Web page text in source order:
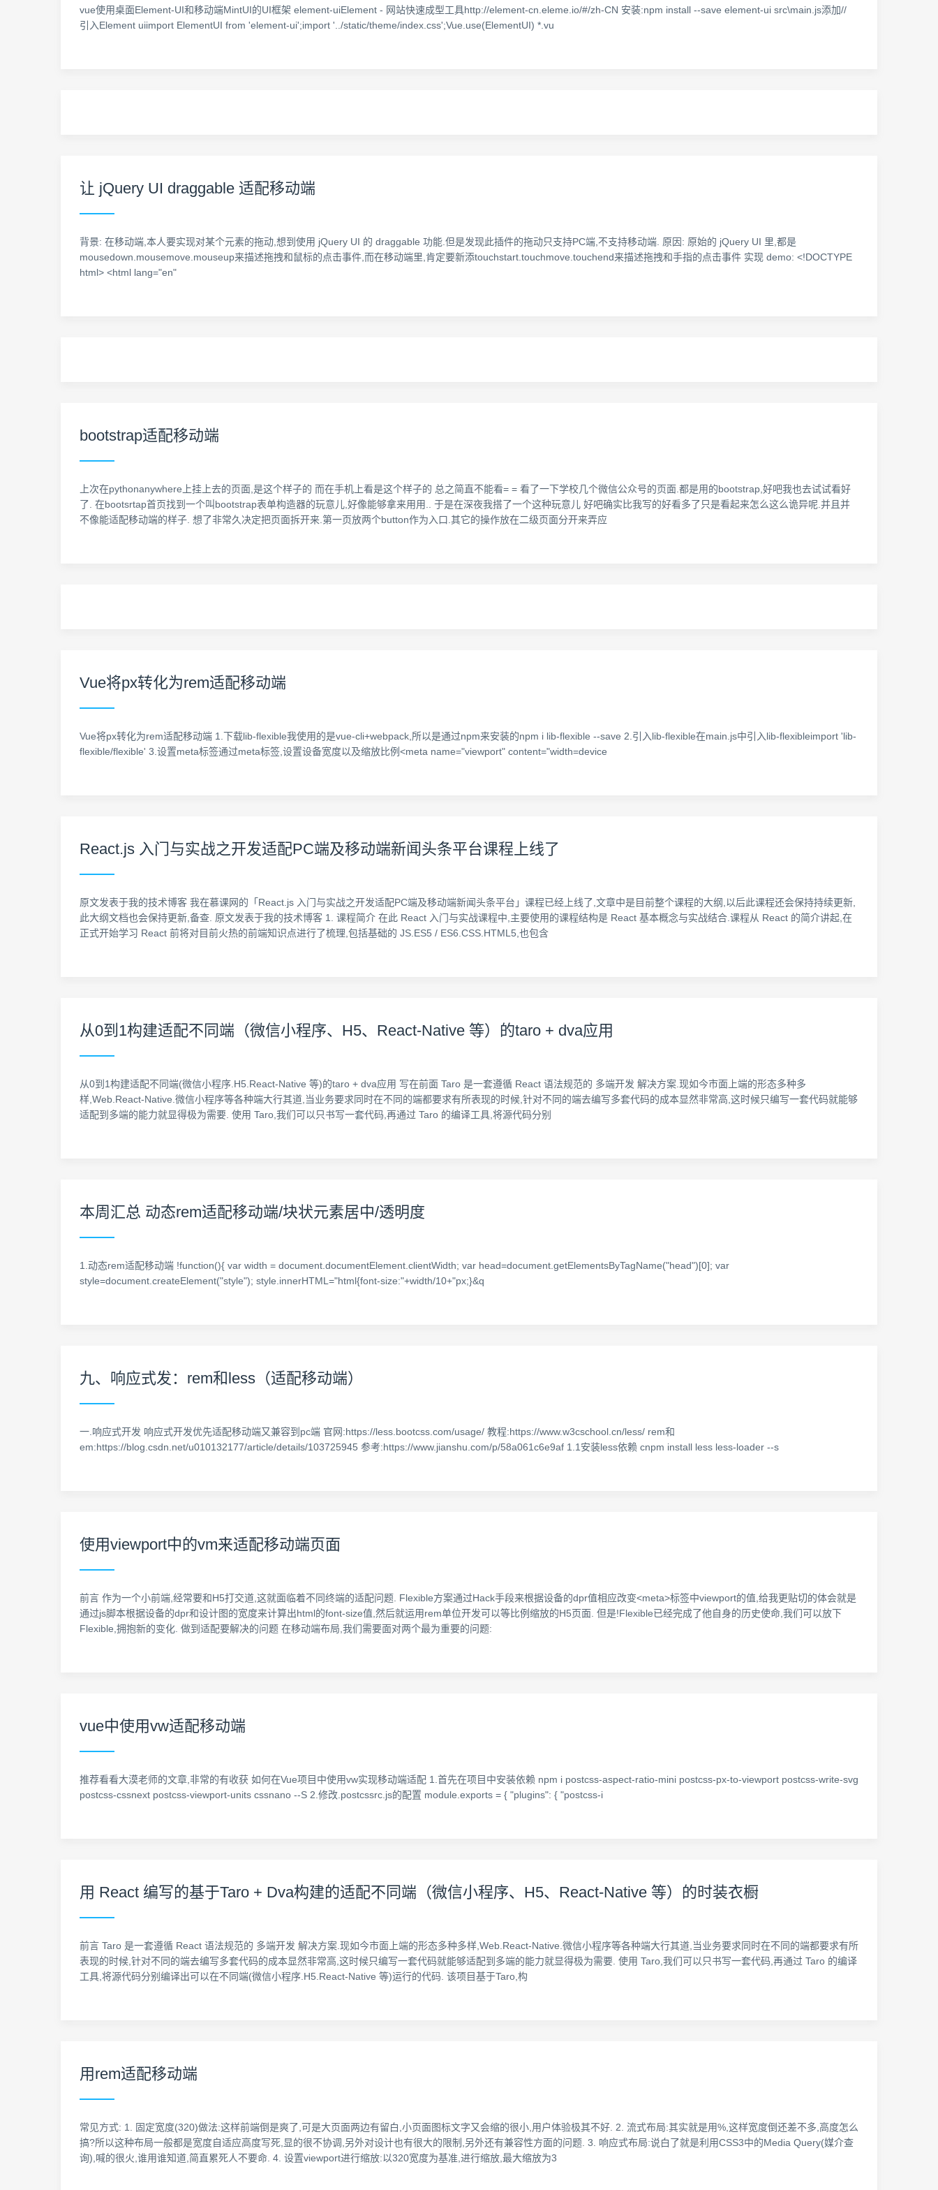
vue使用桌面Element-UI和移动端MintUI的UI框架 element-uiElement - 网站快速成型工具http://element-cn.eleme.io/#/zh-CN 安装:npm install --save element-ui src\main.js添加//
引入Element uiimport ElementUI from 'element-ui';import '../static/theme/index.css';Vue.use(ElementUI) *.vu
让 jQuery UI draggable 适配移动端
背景: 在移动端,本人要实现对某个元素的拖动,想到使用 jQuery UI 的 draggable 功能.但是发现此插件的拖动只支持PC端,不支持移动端. 原因: 原始的 jQuery UI 里,都是
mousedown.mousemove.mouseup来描述拖拽和鼠标的点击事件,而在移动端里,肯定要新添touchstart.touchmove.touchend来描述拖拽和手指的点击事件 实现 demo: <!DOCTYPE
html> <html lang="en"
bootstrap适配移动端
上次在pythonanywhere上挂上去的页面,是这个样子的 而在手机上看是这个样子的 总之简直不能看= = 看了一下学校几个微信公众号的页面.都是用的bootstrap,好吧我也去试试看好
了. 在bootsrtap首页找到一个叫bootstrap表单构造器的玩意儿,好像能够拿来用用.. 于是在深夜我搭了一个这种玩意儿 好吧确实比我写的好看多了只是看起来怎么这么诡异呢.并且并
不像能适配移动端的样子. 想了非常久决定把页面拆开来.第一页放两个button作为入口.其它的操作放在二级页面分开来弄应
Vue将px转化为rem适配移动端
Vue将px转化为rem适配移动端 1.下载lib-flexible我使用的是vue-cli+webpack,所以是通过npm来安装的npm i lib-flexible --save 2.引入lib-flexible在main.js中引入lib-flexibleimport 'lib-
flexible/flexible' 3.设置meta标签通过meta标签,设置设备宽度以及缩放比例<meta name="viewport" content="width=device
React.js 入门与实战之开发适配PC端及移动端新闻头条平台课程上线了
原文发表于我的技术博客 我在慕课网的「React.js 入门与实战之开发适配PC端及移动端新闻头条平台」课程已经上线了,文章中是目前整个课程的大纲,以后此课程还会保持持续更新,
此大纲文档也会保持更新,备查. 原文发表于我的技术博客 1. 课程简介 在此 React 入门与实战课程中,主要使用的课程结构是 React 基本概念与实战结合.课程从 React 的简介讲起,在
正式开始学习 React 前将对目前火热的前端知识点进行了梳理,包括基础的 JS.ES5 / ES6.CSS.HTML5,也包含
从0到1构建适配不同端（微信小程序、H5、React-Native 等）的taro + dva应用
从0到1构建适配不同端(微信小程序.H5.React-Native 等)的taro + dva应用 写在前面 Taro 是一套遵循 React 语法规范的 多端开发 解决方案.现如今市面上端的形态多种多
样,Web.React-Native.微信小程序等各种端大行其道,当业务要求同时在不同的端都要求有所表现的时候,针对不同的端去编写多套代码的成本显然非常高,这时候只编写一套代码就能够
适配到多端的能力就显得极为需要. 使用 Taro,我们可以只书写一套代码,再通过 Taro 的编译工具,将源代码分别
本周汇总 动态rem适配移动端/块状元素居中/透明度
1.动态rem适配移动端 !function(){ var width = document.documentElement.clientWidth; var head=document.getElementsByTagName("head")[0]; var
style=document.createElement("style"); style.innerHTML="html{font-size:"+width/10+"px;}&q
九、响应式发：rem和less（适配移动端）
一.响应式开发 响应式开发优先适配移动端又兼容到pc端 官网:https://less.bootcss.com/usage/ 教程:https://www.w3cschool.cn/less/ rem和
em:https://blog.csdn.net/u010132177/article/details/103725945 参考:https://www.jianshu.com/p/58a061c6e9af 1.1安装less依赖 cnpm install less less-loader --s
使用viewport中的vm来适配移动端页面
前言 作为一个小前端,经常要和H5打交道,这就面临着不同终端的适配问题. Flexible方案通过Hack手段来根据设备的dpr值相应改变<meta>标签中viewport的值,给我更贴切的体会就是
通过js脚本根据设备的dpr和设计图的宽度来计算出html的font-size值,然后就运用rem单位开发可以等比例缩放的H5页面. 但是!Flexible已经完成了他自身的历史使命,我们可以放下
Flexible,拥抱新的变化. 做到适配要解决的问题 在移动端布局,我们需要面对两个最为重要的问题:
vue中使用vw适配移动端
推荐看看大漠老师的文章,非常的有收获 如何在Vue项目中使用vw实现移动端适配 1.首先在项目中安装依赖 npm i postcss-aspect-ratio-mini postcss-px-to-viewport postcss-write-svg
postcss-cssnext postcss-viewport-units cssnano --S 2.修改.postcssrc.js的配置 module.exports = { "plugins": { "postcss-i
用 React 编写的基于Taro + Dva构建的适配不同端（微信小程序、H5、React-Native 等）的时装衣橱
前言 Taro 是一套遵循 React 语法规范的 多端开发 解决方案.现如今市面上端的形态多种多样,Web.React-Native.微信小程序等各种端大行其道,当业务要求同时在不同的端都要求有所
表现的时候,针对不同的端去编写多套代码的成本显然非常高,这时候只编写一套代码就能够适配到多端的能力就显得极为需要. 使用 Taro,我们可以只书写一套代码,再通过 Taro 的编译
工具,将源代码分别编译出可以在不同端(微信小程序.H5.React-Native 等)运行的代码. 该项目基于Taro,构
用rem适配移动端
常见方式: 1. 固定宽度(320)做法:这样前端倒是爽了,可是大页面两边有留白,小页面图标文字又会缩的很小,用户体验极其不好. 2. 流式布局:其实就是用%,这样宽度倒还差不多,高度怎么
搞?所以这种布局一般都是宽度自适应高度写死,显的很不协调,另外对设计也有很大的限制,另外还有兼容性方面的问题. 3. 响应式布局:说白了就是利用CSS3中的Media Query(媒介查
询),喊的很火,谁用谁知道,简直累死人不要命. 4. 设置viewport进行缩放:以320宽度为基准,进行缩放,最大缩放为3